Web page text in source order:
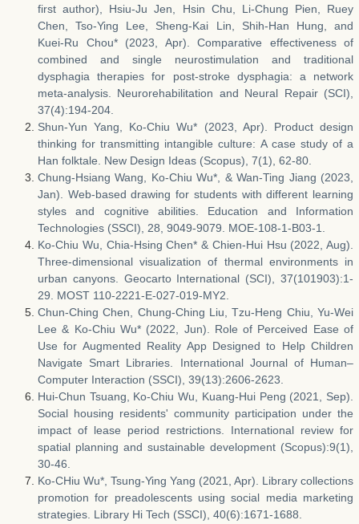
first author), Hsiu-Ju Jen, Hsin Chu, Li-Chung Pien, Ruey
Chen, Tso-Ying Lee, Sheng-Kai Lin, Shih-Han Hung, and
Kuei-Ru Chou* (2023, Apr). Comparative effectiveness of
combined and single neurostimulation and traditional
dysphagia therapies for post-stroke dysphagia: a network
meta-analysis. Neurorehabilitation and Neural Repair (SCI),
37(4):194-204.
Shun-Yun Yang, Ko-Chiu Wu* (2023, Apr). Product design
thinking for transmitting intangible culture: A case study of a
Han folktale. New Design Ideas (Scopus), 7(1), 62-80.
Chung-Hsiang Wang, Ko-Chiu Wu*, & Wan-Ting Jiang (2023,
Jan). Web-based drawing for students with different learning
styles and cognitive abilities. Education and Information
Technologies (SSCI), 28, 9049-9079. MOE-108-1-B03-1.
Ko-Chiu Wu, Chia-Hsing Chen* & Chien-Hui Hsu (2022, Aug).
Three-dimensional visualization of thermal environments in
urban canyons. Geocarto International (SCI), 37(101903):1-
29. MOST 110-2221-E-027-019-MY2.
Chun-Ching Chen, Chung-Ching Liu, Tzu-Heng Chiu, Yu-Wei
Lee & Ko-Chiu Wu* (2022, Jun). Role of Perceived Ease of
Use for Augmented Reality App Designed to Help Children
Navigate Smart Libraries. International Journal of Human–
Computer Interaction (SSCI), 39(13):2606-2623.
Hui-Chun Tsuang, Ko-Chiu Wu, Kuang-Hui Peng (2021, Sep).
Social housing residents' community participation under the
impact of lease period restrictions. International review for
spatial planning and sustainable development (Scopus):9(1),
30-46.
Ko-CHiu Wu*, Tsung-Ying Yang (2021, Apr). Library collections
promotion for preadolescents using social media marketing
strategies. Library Hi Tech (SSCI), 40(6):1671-1688.